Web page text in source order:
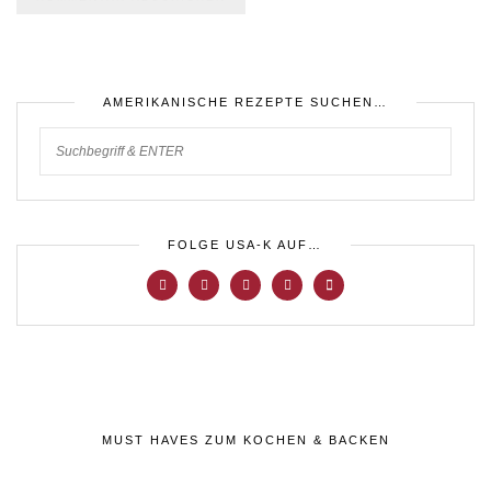
AMERIKANISCHE REZEPTE SUCHEN…
FOLGE USA-K AUF…
MUST HAVES ZUM KOCHEN & BACKEN